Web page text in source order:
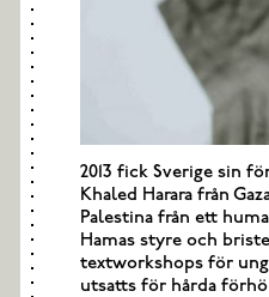
2013 fick Sverige sin
Khaled Harara från
Palestina från ett
Hamas styre och
textworkshops för
utsatts för hårda